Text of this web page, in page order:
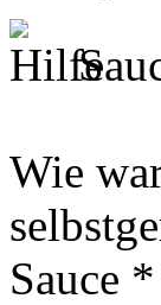
Wie
Sauce *